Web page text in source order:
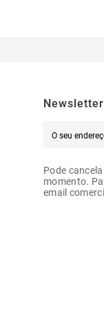
Newsletter
Pode
momento.
email